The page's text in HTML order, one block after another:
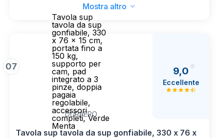
Mostra altro
07
Tavola sup
tavola da sup
gonfiabile, 330
x 76 x 15 cm,
portata fino a
150 kg,
supporto per
cam, pad
integrato a 3
pinze, doppia
pagaia
regolabile,
accessori
completi, Verde
Menta
DURAERO
9,0
Eccellente
Tavola sup tavola da sup gonfiabile, 330 x 76 x